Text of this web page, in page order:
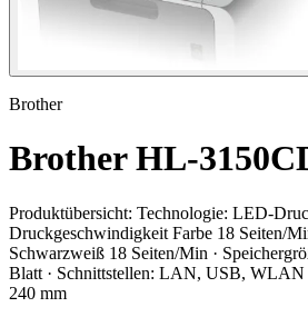
Brother
Brother HL-
Produktübersicht: Technologie: LED-
Druckgeschwindigkeit Farbe 18 Seiten/
Schwarzweiß 18 Seiten/Min ·
Blatt · Schnittstellen: LAN, USB, WLAN
240 mm